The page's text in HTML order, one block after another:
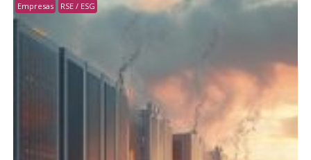
Empresas RSE / ESG